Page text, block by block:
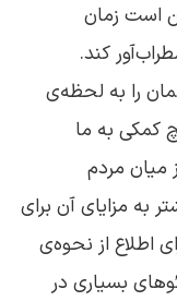
است زمان
کند.
را به لحظه‌ی
کمکی به ما
میان مردم
به مزایای آن برای
اطلاع از نحوه‌ی
بسیاری در